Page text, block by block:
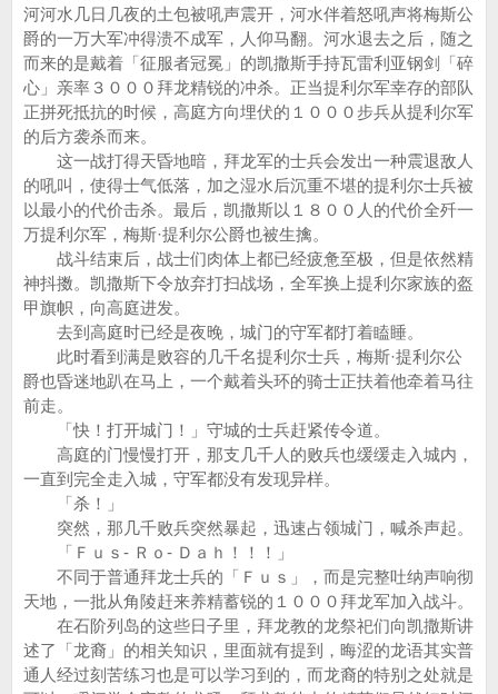
河河水几日几夜的土包被吼声震开，河水伴着怒吼声将梅斯公
爵的一万大军冲得溃不成军，人仰马翻。河水退去之后，随之
而来的是戴着「征服者冠冕」的凯撒斯手持瓦雷利亚钢剑「碎
心」亲率３０００拜龙精锐的冲杀。正当提利尔军幸存的部队
正拼死抵抗的时候，高庭方向埋伏的１０００步兵从提利尔军
的后方袭杀而来。
这一战打得天昏地暗，拜龙军的士兵会发出一种震退敌人
的吼叫，使得士气低落，加之湿水后沉重不堪的提利尔士兵被
以最小的代价击杀。最后，凯撒斯以１８００人的代价全歼一
万提利尔军，梅斯·提利尔公爵也被生擒。
战斗结束后，战士们肉体上都已经疲惫至极，但是依然精
神抖擞。凯撒斯下令放弃打扫战场，全军换上提利尔家族的盔
甲旗帜，向高庭进发。
去到高庭时已经是夜晚，城门的守军都打着瞌睡。
此时看到满是败容的几千名提利尔士兵，梅斯·提利尔公
爵也昏迷地趴在马上，一个戴着头环的骑士正扶着他牵着马往
前走。
「快！打开城门！」守城的士兵赶紧传令道。
高庭的门慢慢打开，那支几千人的败兵也缓缓走入城内，
一直到完全走入城，守军都没有发现异样。
「杀！」
突然，那几千败兵突然暴起，迅速占领城门，喊杀声起。
「Ｆｕｓ- Ｒｏ- Ｄａｈ！！！」
不同于普通拜龙士兵的「Ｆｕｓ」，而是完整吐纳声响彻
天地，一批从角陵赶来养精蓄锐的１０００拜龙军加入战斗。
在石阶列岛的这些日子里，拜龙教的龙祭祀们向凯撒斯讲
述了「龙裔」的相关知识，里面就有提到，晦涩的龙语其实普
通人经过刻苦练习也是可以学习到的，而龙裔的特别之处就是